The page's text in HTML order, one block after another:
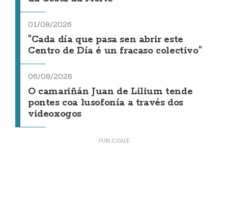
01/08/2026
"Cada día que pasa sen abrir este
Centro de Día é un fracaso colectivo"
06/08/2026
O camariñán Juan de Lilium tende
pontes coa lusofonía a través dos
videoxogos